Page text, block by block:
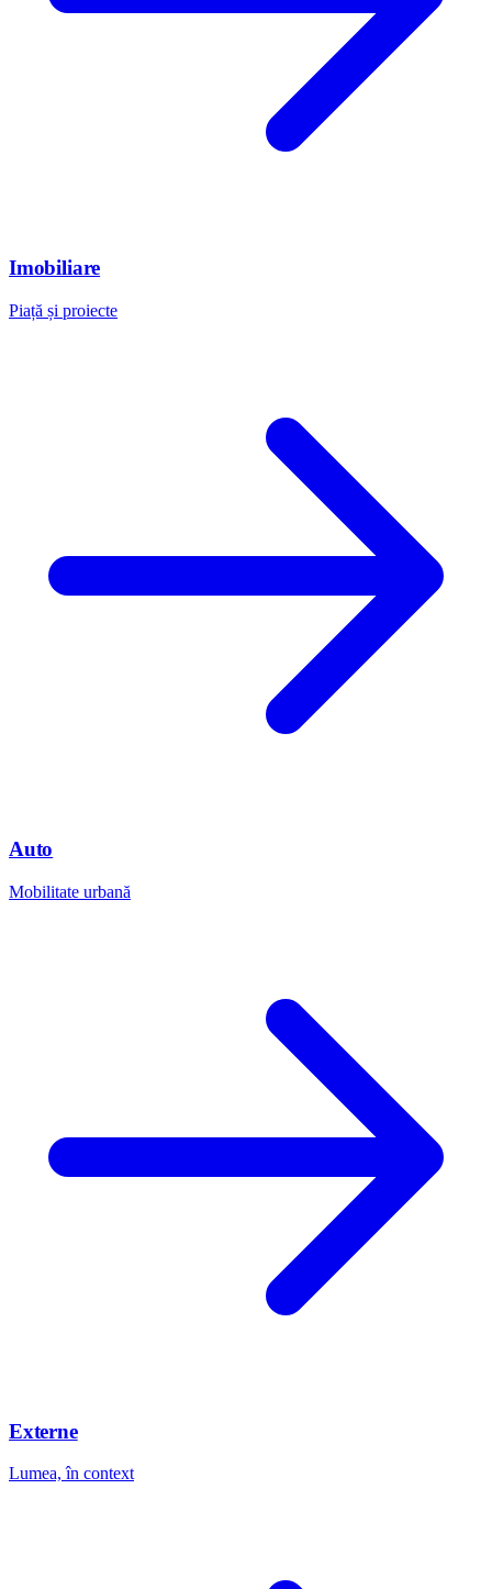
Imobiliare
Piață și proiecte
Auto
Mobilitate urbană
Externe
Lumea, în context